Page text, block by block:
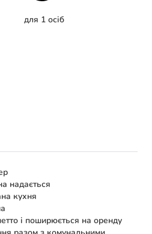
для 1 осіб
надається
кухня
і поширюється на оренду